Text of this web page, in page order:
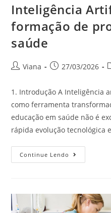
Inteligência
formação de
saúde
Viana 27/03/2026
1. Introdução A Inteligência
como ferramenta
educação em saúde não é
rápida evolução tecnológica
Continue Lendo